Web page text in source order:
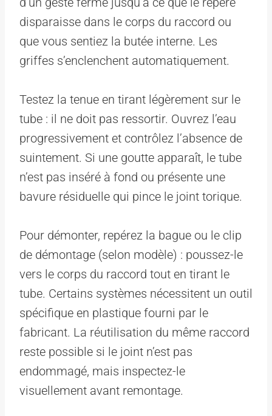
disparaisse dans le corps du raccord ou
que vous sentiez la butée interne. Les
griffes s’enclenchent automatiquement.
Testez la tenue en tirant légèrement sur le
tube : il ne doit pas ressortir. Ouvrez l’eau
progressivement et contrôlez l’absence de
suintement. Si une goutte apparaît, le tube
n’est pas inséré à fond ou présente une
bavure résiduelle qui pince le joint torique.
Pour démonter, repérez la bague ou le clip
de démontage (selon modèle) : poussez-le
vers le corps du raccord tout en tirant le
tube. Certains systèmes nécessitent un outil
spécifique en plastique fourni par le
fabricant. La réutilisation du même raccord
reste possible si le joint n’est pas
endommagé, mais inspectez-le
visuellement avant remontage.